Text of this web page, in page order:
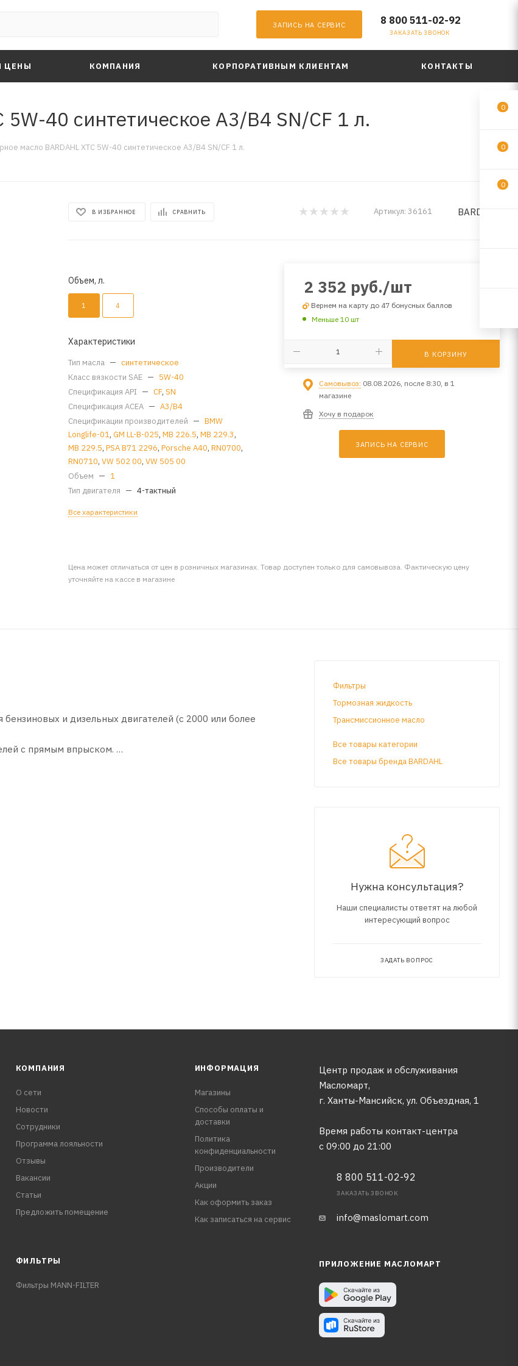
ЗАПИСЬ НА СЕРВИС 8 800 511-02-92
ЗАКАЗАТЬ ЗВОНОК
ЦЕНЫ КОМПАНИЯ КОРПОРАТИВНЫМ КЛИЕНТАМ КОНТАКТЫ
40 синтетическое A3/B4 SN/CF 1 л.
масло BARDAHL XTC 5W-40 синтетическое A3/B4 SN/CF 1 л.
В ИЗБРАННОЕ СРАВНИТЬ Артикул: 36161 BARDAHL
Объем, л.
1 4
Характеристики
Тип масла — синтетическое
Класс вязкости SAE — 5W-40
Спецификация API — CF,SN
Спецификация ACEA — A3/B4
Спецификации производителей — BMW
Longlife-01,GM LL-B-025,MB 226.5,MB 229.3,
MB 229.5,PSA B71 2296,Porsche A40,RN0700,
RN0710,VW 502 00,VW 505 00
Объем — 1
Тип двигателя — 4-тактный
Все характеристики
2 352 руб./шт
Вернем на карту до 47 бонусных баллов
Меньше 10 шт
В КОРЗИНУ
Самовывоз: 08.08.2026, после 8:30, в 1
магазине
Хочу в подарок
ЗАПИСЬ НА СЕРВИС
Цена может отличаться от цен в розничных магазинах. Товар доступен только для самовывоза. Фактическую цену
уточняйте на кассе в магазине
и дизельных двигателей (с 2000 или более
с прямым впрыском.
MB 229.3/226.5, BMW LL-01, GM LL-B-025, Porsche A40, FIAT
Фильтры
Тормозная жидкость
Трансмиссионное масло
Все товары категории
Все товары бренда BARDAHL
Нужна консультация?
Наши специалисты ответят на любой
интересующий вопрос
ЗАДАТЬ ВОПРОС
КОМПАНИЯ
О сети
Новости
Сотрудники
Программа лояльности
Отзывы
Вакансии
Статьи
Предложить помещение
ИНФОРМАЦИЯ
Магазины
Способы оплаты и
доставки
Политика
конфиденциальности
Производители
Акции
Как оформить заказ
Как записаться на сервис
Центр продаж и обслуживания
Масломарт,
г. Ханты-Мансийск, ул. Объездная, 1
Время работы контакт-центра
с 09:00 до 21:00
8 800 511-02-92
ЗАКАЗАТЬ ЗВОНОК
info@maslomart.com
ФИЛЬТРЫ
Фильтры MANN-FILTER
ПРИЛОЖЕНИЕ МАСЛОМАРТ
0
0
0